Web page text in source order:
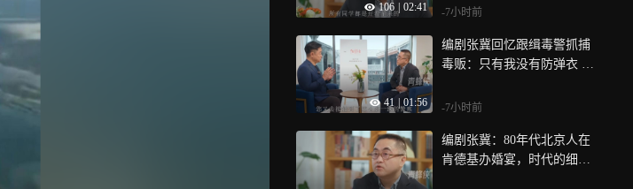
106 02:41 -7小时前
41 01:56
编剧张冀回忆跟缉毒警抓捕
毒贩：只有我没有防弹衣 在
-7小时前
编剧张冀：80年代北京人在
肯德基办婚宴，时代的细节